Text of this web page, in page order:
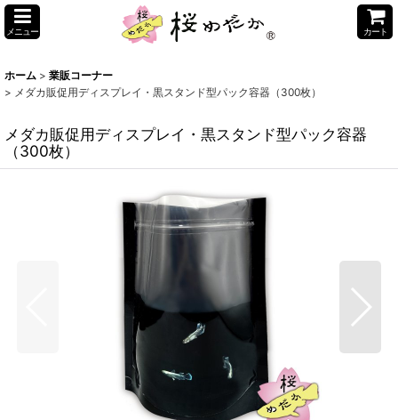
メニュー カート
ホーム > 業販コーナー
> メダカ販促用ディスプレイ・黒スタンド型パック容器（300枚）
メダカ販促用ディスプレイ・黒スタンド型パック容器
（300枚）